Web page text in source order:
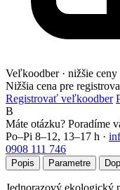
Veľkoodber · nižšie
Nižšia cena pre
Registrovať veľkoodber
B
Máte otázku? Poradíme
Po–Pi 8–12, 13–17 h ·
0908 111 746
Popis Parametre
Jednorazový ekologický